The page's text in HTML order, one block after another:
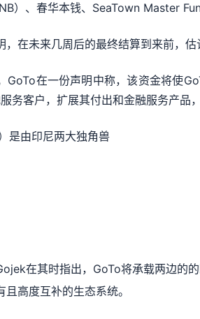
）、春华本钱、SeaTown Master
，在未来几周后的最终结算到来前，估
GoTo在一份声明中称，该资金将使
务客户，扩展其付出和金融服务产品
是由印尼两大独角兽
在其时指出，GoTo将承载两边的
高度互补的生态系统。